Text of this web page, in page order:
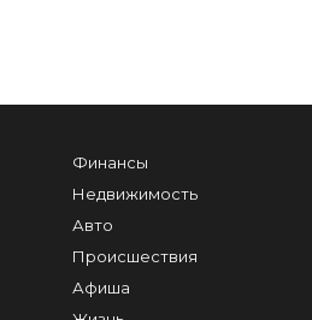
Финансы
Недвижимость
Авто
Происшествия
Афиша